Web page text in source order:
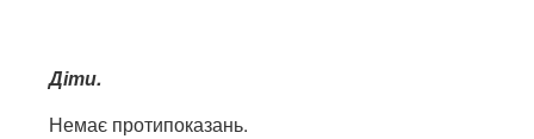
Діти.
Немає протипоказань.